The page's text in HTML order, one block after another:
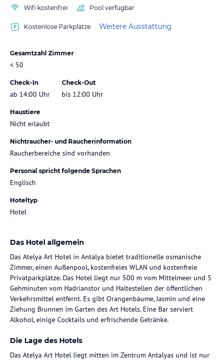
Wifi kostenfrei Pool verfügbar
Kostenlose Parkplätze Weitere Ausstattung
Gesamtzahl Zimmer
< 50
Check-In
ab 14:00 Uhr
Check-Out
bis 12:00 Uhr
Haustiere
Nicht erlaubt
Nichtraucher- und Raucherinformation
Raucherbereiche sind vorhanden
Personal spricht folgende Sprachen
Englisch
Hoteltyp
Hotel
Das Hotel allgemein
Das Atelya Art Hotel in Antalya bietet traditionelle osmanische
Zimmer, einen Außenpool, kostenfreies WLAN und kostenfreie
Privatparkplätze. Das Hotel liegt nur 500 m vom Mittelmeer und 5
Gehminuten vom Hadrianstor und Haltestellen der öffentlichen
Verkehrsmittel entfernt. Es gibt Orangenbäume, Jasmin und eine
Ziehung Brunnen im Garten des Art Hotels. Eine Bar serviert
Alkohol, einige Cocktails und erfrischende Getränke.
Die Lage des Hotels
Das Atelya Art Hotel liegt mitten im Zentrum Antalyas und ist nur